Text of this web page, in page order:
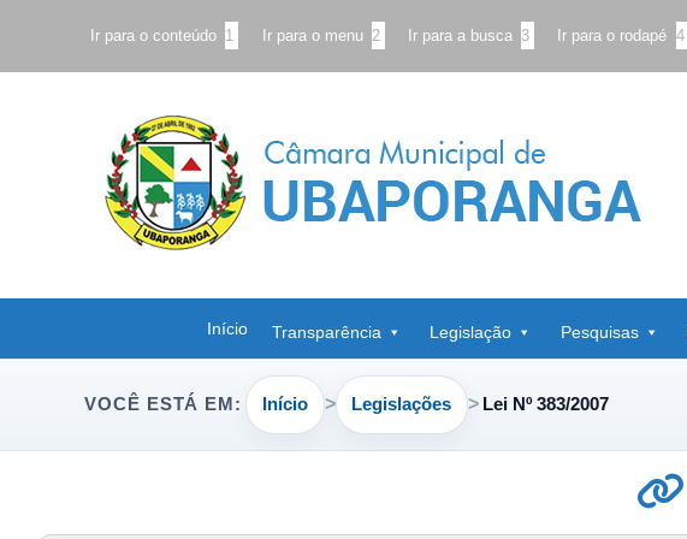
Ir para o conteúdo 1 Ir para o menu 2 Ir para a busca 3 Ir para o rodapé 4
Início Transparência Legislação Pesquisas
VOCÊ ESTÁ EM: Início Legislações Lei Nº 383/2007